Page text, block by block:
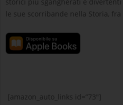
storici più sgangherati e
le sue scorribande nella Storia,
[amazon_auto_links id=”73″]